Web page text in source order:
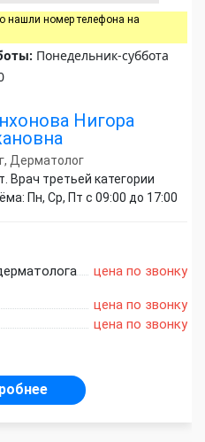
нашли номер телефона на
Понедельник-суббота
Нигора
Дерматолог
Врач третьей категории
Пн, Ср, Пт с 09:00 до 17:00
цена по звонку
цена по звонку
цена по звонку